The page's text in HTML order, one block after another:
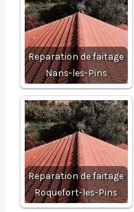
Reparation de faitage
Nans-les-Pins
Reparation de faitage
Roquefort-les-Pins